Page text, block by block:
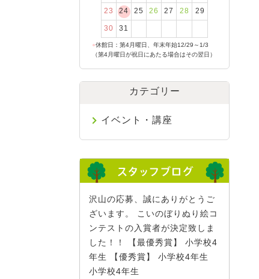
23 24 25 26 27 28 29
30 31
●休館日：第4月曜日、年末年始12/29～1/3
（第4月曜日が祝日にあたる場合はその翌日）
カテゴリー
イベント・講座
沢山の応募、誠にありがとうご
ざいます。 こいのぼりぬり絵コ
ンテストの入賞者が決定致しま
した！！ 【最優秀賞】 小学校4
年生 【優秀賞】 小学校4年生
小学校4年生